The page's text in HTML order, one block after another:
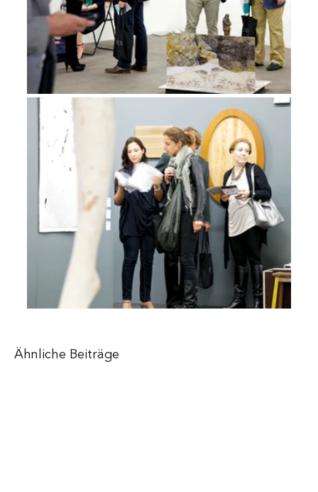
Ähnliche Beiträge